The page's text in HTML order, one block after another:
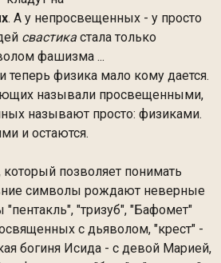
. А у непросвещенных - у просто
свастика стала только
фашизма ...
теперь физика мало кому дается.
называли просвещенными,
называют просто: физиками.
и остаются.
позволяет понимать
символы рождают неверные
"тризуб", "Бафомет"
с дьяволом, "крест" -
богиня Исида - с девой Марией,